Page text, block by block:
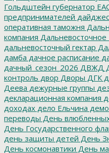
Гольдштейн губернатор
предпринимателей
оперативная таможня
компания Дальневосточное
дальневосточный гектар
дамба дачное расписание
дачный_сезон_2026 ДВЖД
контроль двор Дворы ДГК
Деева дежурные группы
декларационная компания
доходах дело Ельчина
переводы День
День Государственного
день защиты детей День
День космонавтики День